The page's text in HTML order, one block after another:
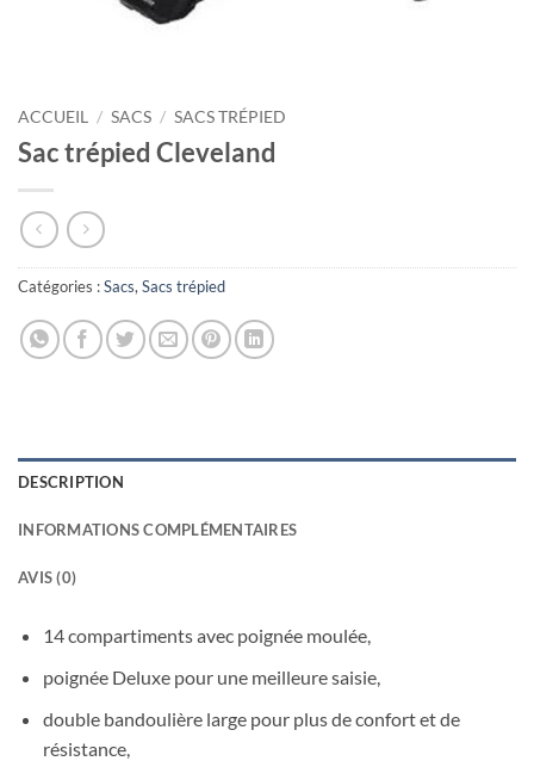
ACCUEIL / SACS / SACS TRÉPIED
Sac trépied Cleveland
Catégories :Sacs,Sacs trépied
DESCRIPTION
INFORMATIONS COMPLÉMENTAIRES
AVIS (0)
14 compartiments avec poignée moulée,
poignée Deluxe pour une meilleure saisie,
double bandoulière large pour plus de confort et de
résistance,